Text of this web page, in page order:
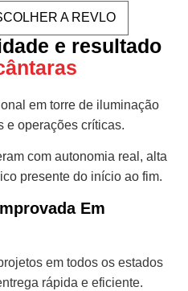
A REVLO
e resultado
em torre de iluminação
e operações críticas.
com autonomia real, alta
presente do início ao fim.
Em
em todos os estados
rápida e eficiente.